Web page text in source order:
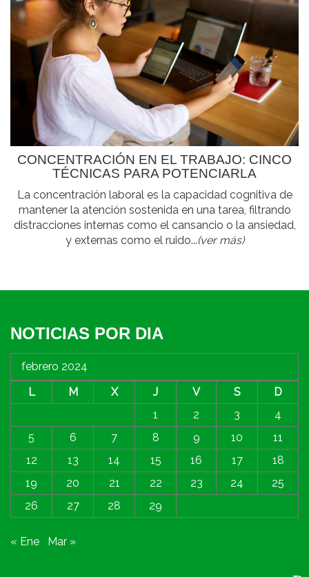
CONCENTRACIÓN EN EL TRABAJO: CINCO
TÉCNICAS PARA POTENCIARLA
La concentración laboral es la capacidad cognitiva de
mantener la atención sostenida en una tarea, filtrando
distracciones internas como el cansancio o la ansiedad,
y externas como el ruido...(ver más)
NOTICIAS POR DIA
febrero 2024
L
M X J V S
D
1
2 3
4
5
6 7 8 9 10
11
12
13 14 15 16 17
18
19
20 21 22 23 24
25
26
27 28 29
« Ene Mar »